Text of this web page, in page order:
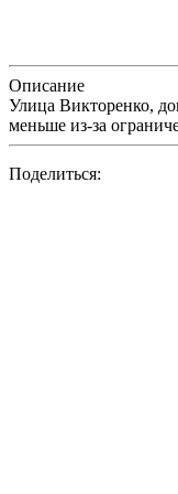
Описание
Улица Викторенко,
меньше из-за
Поделиться: